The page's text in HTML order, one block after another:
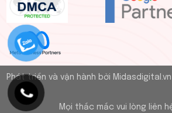
Phát triển và vận hành bởi Midasdigital.vn
Mọi thắc mắc vui lòng liên